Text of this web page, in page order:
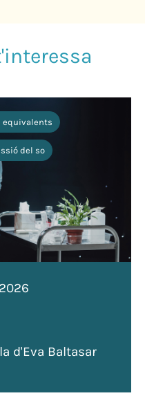
equivalents
del so
d'Eva Baltasar